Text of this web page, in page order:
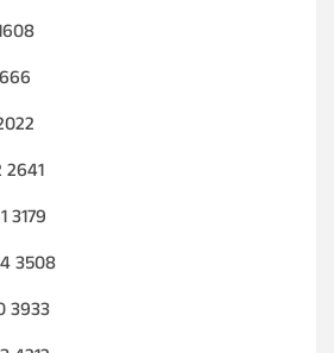
2641
3179
3508
3933